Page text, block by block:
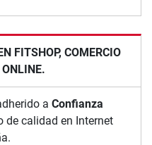
FITSHOP, COMERCIO
a Confianza
de calidad en Internet